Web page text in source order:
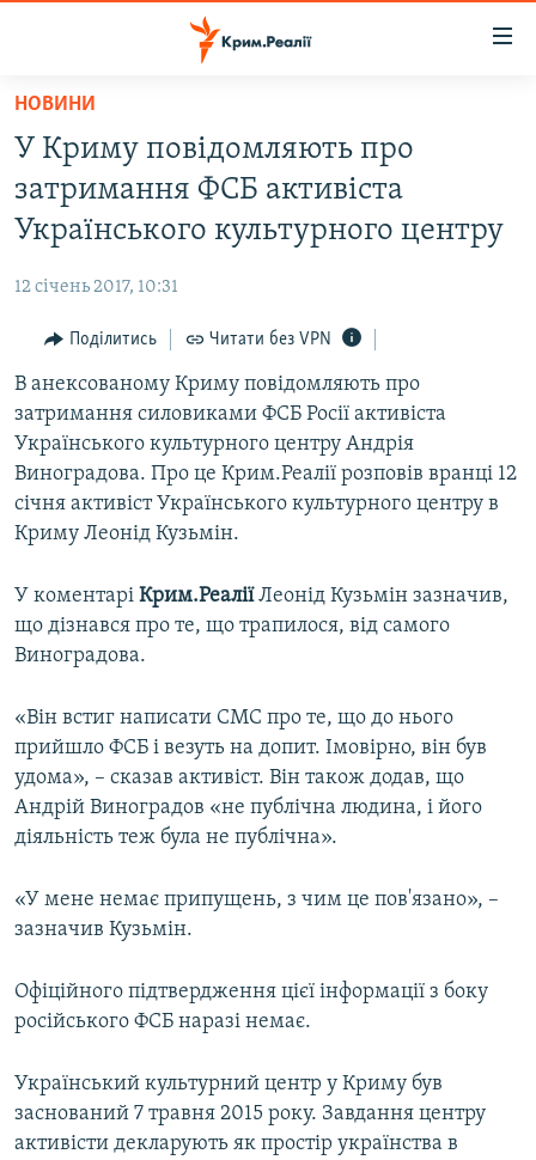
Перейти
основного
матеріалу
Перейти
до
основної
Перейти
пошуку
ВОДА.КРИМ
ВІДЕО ТА ФОТО
БЛОГИ
ПОГЛЯД
ІНТЕРВ'Ю
ВСЕ ЗА ДЕНЬ
СПЕЦПРОЕКТИ
ДЕПОРТАЦІЯ
СВІДЧЕННЯ ОКУПАЦІЇ
ЯК ОБІЙТИ БЛОКУВАННЯ
Qırımtatar
Усі сайти RFE/RL
НОВИНИ
У Криму повідомляють про
затримання ФСБ активіста
Українського культурного центру
12 січень 2017, 10:31
Поділитись Читати без VPN
В анексованому Криму повідомляють про
затримання силовиками ФСБ Росії активіста
Українського культурного центру Андрія
Виноградова. Про це Крим.Реалії розповів вранці 12
січня активіст Українського культурного центру в
Криму Леонід Кузьмін.
У коментарі Крим.РеаліїЛеонід Кузьмін зазначив,
що дізнався про те, що трапилося, від самого
Виноградова.
«Він встиг написати СМС про те, що до нього
прийшло ФСБ і везуть на допит. Імовірно, він був
удома», – сказав активіст. Він також додав, що
Андрій Виноградов «не публічна людина, і його
діяльність теж була не публічна».
«У мене немає припущень, з чим це пов'язано», –
зазначив Кузьмін.
Офіційного підтвердження цієї інформації з боку
російського ФСБ наразі немає.
Український культурний центр у Криму був
заснований 7 травня 2015 року. Завдання центру
активісти декларують як простір українства в